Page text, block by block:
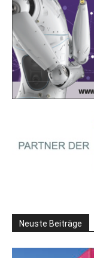
Neuste Beiträge